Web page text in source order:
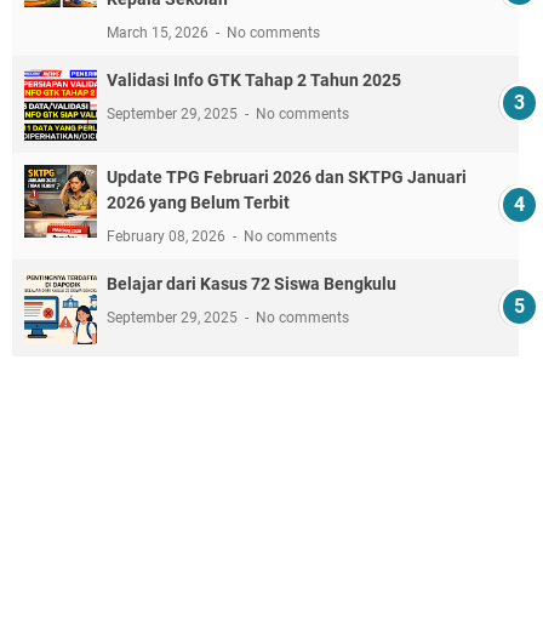
March 15, 2026 No comments
Validasi Info GTK Tahap 2 Tahun 2025
September 29, 2025 No comments
Update TPG Februari 2026 dan SKTPG Januari
2026 yang Belum Terbit
February 08, 2026 No comments
Belajar dari Kasus 72 Siswa Bengkulu
September 29, 2025 No comments